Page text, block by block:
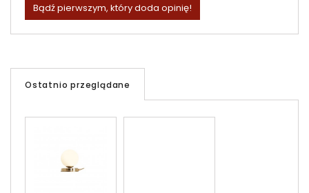
Bądź pierwszym, który doda opinię!
Ostatnio przeglądane